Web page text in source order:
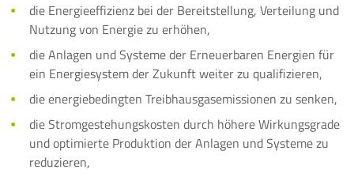
die Energieeffizienz bei der Bereitstellung, Verteilung und
Nutzung von Energie zu erhöhen,
die Anlagen und Systeme der Erneuerbaren Energien für
ein Energiesystem der Zukunft weiter zu qualifizieren,
die energiebedingten Treibhausgasemissionen zu senken,
die Stromgestehungskosten durch höhere Wirkungsgrade
und optimierte Produktion der Anlagen und Systeme zu
reduzieren,